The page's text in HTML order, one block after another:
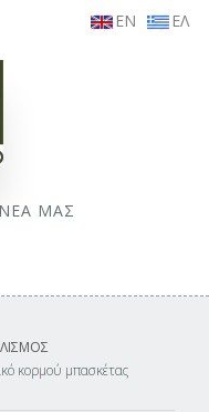
EN ΕΛ
ΝΕΑ ΜΑΣ
κορμού μπασκέτας